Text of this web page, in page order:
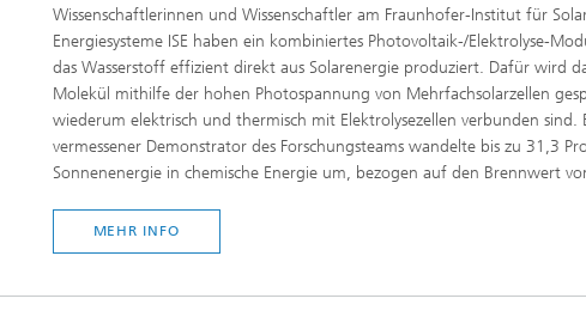
Wissenschaftlerinnen und Wissenschaftler am Fraunhofer-Institut für
Energiesysteme ISE haben ein kombiniertes Photovoltaik-/Elektrolyse-
das Wasserstoff effizient direkt aus Solarenergie produziert. Dafür wird
Molekül mithilfe der hohen Photospannung von Mehrfachsolarzellen
wiederum elektrisch und thermisch mit Elektrolysezellen verbunden sind.
vermessener Demonstrator des Forschungsteams wandelte bis zu 31,3
Sonnenenergie in chemische Energie um, bezogen auf den Brennwert
MEHR INFO